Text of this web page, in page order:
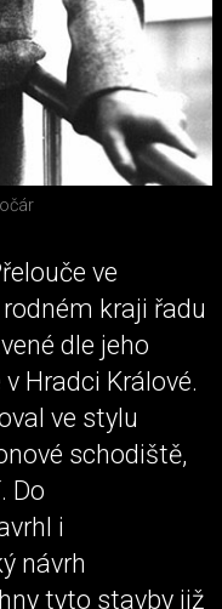
ve
kraji řadu
dle jeho
Hradci Králové.
ve stylu
schodiště,
Do
i
návrh
tyto stavby již